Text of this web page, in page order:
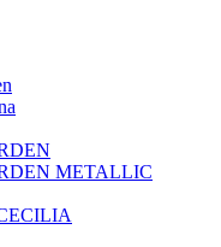
METALLIC